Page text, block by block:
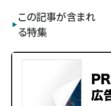
この記事が含まれ
る特集